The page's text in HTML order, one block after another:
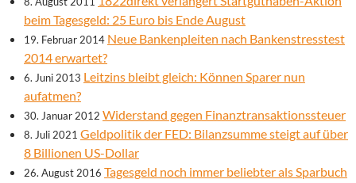
beim Tagesgeld: 25 Euro bis Ende August
19. Februar 2014 Neue Bankenpleiten nach Bankenstresstest
2014 erwartet?
6. Juni 2013 Leitzins bleibt gleich: Können Sparer nun
aufatmen?
30. Januar 2012 Widerstand gegen Finanztransaktionssteuer
8. Juli 2021 Geldpolitik der FED: Bilanzsumme steigt auf über
8 Billionen US-Dollar
26. August 2016 Tagesgeld noch immer beliebter als Sparbuch